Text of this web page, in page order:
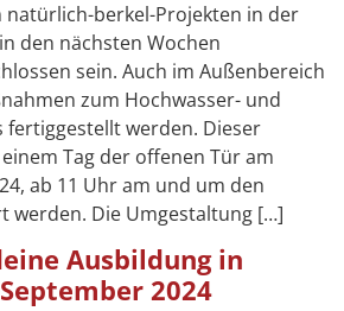
natürlich-berkel-Projekten in der
den nächsten Wochen
sein. Auch im Außenbereich
zum Hochwasser- und
werden. Dieser
Tag der offenen Tür am
ab 11 Uhr am und um den
werden. Die Umgestaltung […]
Ausbildung in
2024